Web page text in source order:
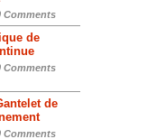
Comments
de
Comments
de
Comments